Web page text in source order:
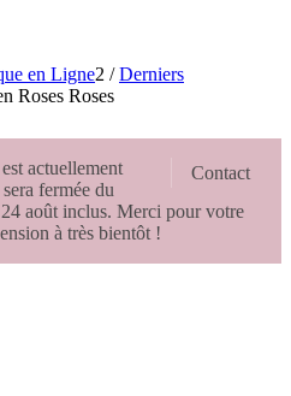
en Ligne2 / Derniers
Roses Roses
Contact
actuellement
fermée du
août inclus. Merci pour votre
à très bientôt !